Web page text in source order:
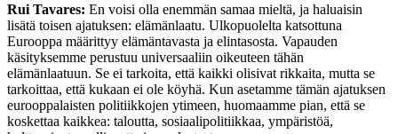
Rui Tavares: En voisi olla enemmän samaa mieltä, ja haluaisin
lisätä toisen ajatuksen: elämänlaatu. Ulkopuolelta katsottuna
Eurooppa määrittyy elämäntavasta ja elintasosta. Vapauden
käsityksemme perustuu universaaliin oikeuteen tähän
elämänlaatuun. Se ei tarkoita, että kaikki olisivat rikkaita, mutta se
tarkoittaa, että kukaan ei ole köyhä. Kun asetamme tämän ajatuksen
eurooppalaisten politiikkojen ytimeen, huomaamme pian, että se
koskettaa kaikkea: taloutta, sosiaalipolitiikkaa, ympäristöä,